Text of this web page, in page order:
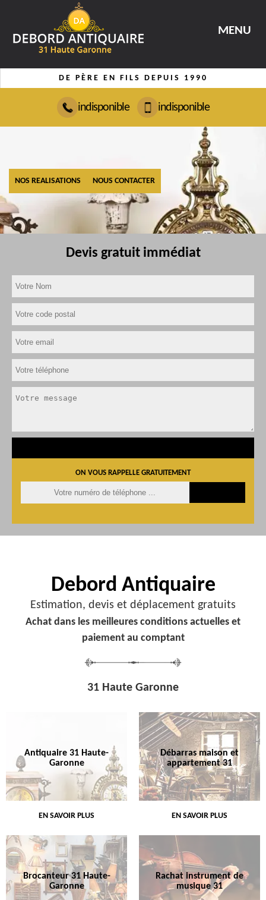
MENU
DE PÈRE EN FILS DEPUIS 1990
indisponible indisponible
NOS REALISATIONS NOUS CONTACTER
Devis gratuit immédiat
ON VOUS RAPPELLE GRATUITEMENT
Debord Antiquaire
Estimation, devis et déplacement gratuits
Achat dans les meilleures conditions actuelles et
paiement au comptant
31 Haute Garonne
Antiquaire 31 Haute-
Garonne
EN SAVOIR PLUS
Débarras maison et
appartement 31
EN SAVOIR PLUS
Brocanteur 31 Haute-
Garonne
Rachat instrument de
musique 31